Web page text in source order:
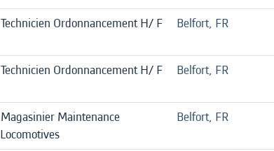
Technicien Ordonnancement H/ F Belfort, FR
Technicien Ordonnancement H/ F Belfort, FR
Magasinier Maintenance
Locomotives
Belfort, FR